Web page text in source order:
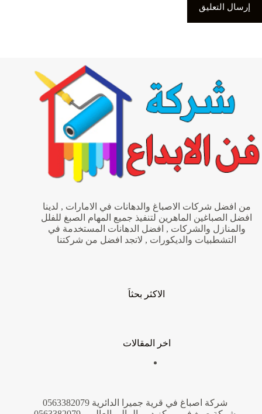
إرسال التعليق
من افضل شركات الاصباغ والدهانات في الامارات , لدينا
افضل الصباغين الماهرين لتنفيذ جميع المهام الصبغ للفلل
والمنازل والشركات , افضل الدهانات المستخدمة في
التشطبيات والديكورات , لاتجد افضل من شركتنا
الاكثر بحثاَ
اخر المقالات
شركة اصباغ في قرية جميرا الدائرية 0563382079